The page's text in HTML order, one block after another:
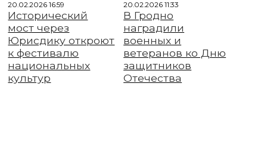
20.02.2026 16:59
Исторический
мост через
Юрисдику откроют
к фестивалю
национальных
культур
20.02.2026 11:33
В Гродно
наградили
военных и
ветеранов ко Дню
защитников
Отечества